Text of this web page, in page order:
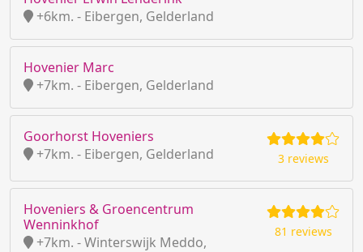
+6km. - Eibergen, Gelderland
Hovenier Marc
+7km. - Eibergen, Gelderland
Goorhorst Hoveniers
+7km. - Eibergen, Gelderland
3 reviews
Hoveniers & Groencentrum
Wenninkhof
+7km. - Winterswijk Meddo,
81 reviews